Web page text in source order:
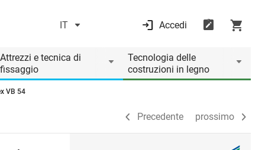
IT Accedi
Attrezzi e tecnica di
fissaggio
Tecnologia delle
costruzioni in legno
VB 54
Precedente prossimo
Precedente prossimo